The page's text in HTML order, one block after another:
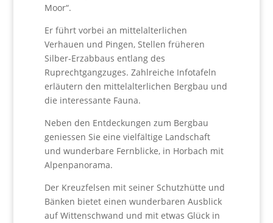
Moor“.
Er führt vorbei an mittelalterlichen
Verhauen und Pingen, Stellen früheren
Silber-Erzabbaus entlang des
Ruprechtgangzuges. Zahlreiche Infotafeln
erläutern den mittelalterlichen Bergbau und
die interessante Fauna.
Neben den Entdeckungen zum Bergbau
geniessen Sie eine vielfältige Landschaft
und wunderbare Fernblicke, in Horbach mit
Alpenpanorama.
Der Kreuzfelsen mit seiner Schutzhütte und
Bänken bietet einen wunderbaren Ausblick
auf Wittenschwand und mit etwas Glück in